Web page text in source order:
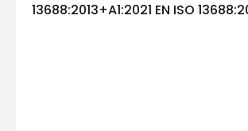
13688:2013+A1:2021 EN ISO